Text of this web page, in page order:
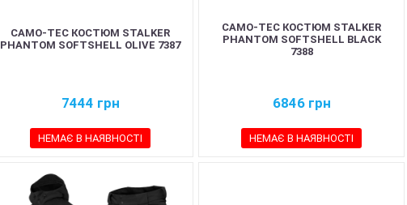
CAMO-TEC КОСТЮМ STALKER
PHANTOM SOFTSHELL OLIVE 7387
7444 грн
НЕМАЄ В НАЯВНОСТІ
CAMO-TEC КОСТЮМ STALKER
PHANTOM SOFTSHELL BLACK
7388
6846 грн
НЕМАЄ В НАЯВНОСТІ